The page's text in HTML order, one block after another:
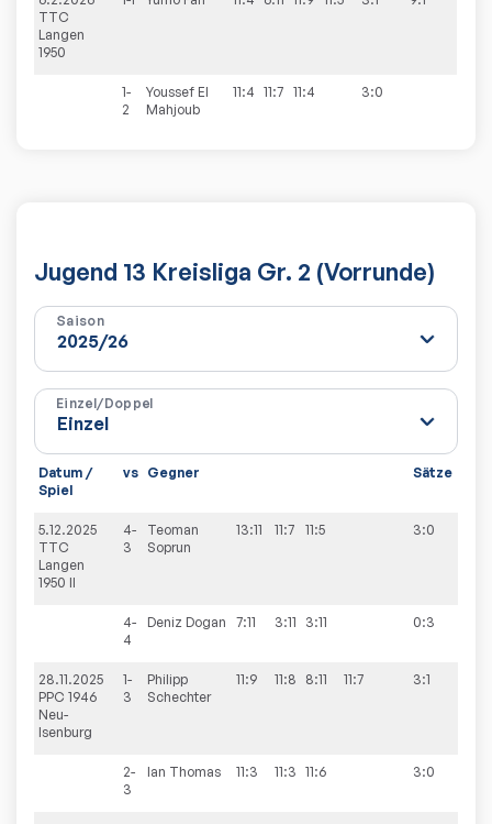
TTC
Langen
1950
1-
2
Youssef El
Mahjoub
11:4 11:7 11:4 3:0
Jugend 13 Kreisliga Gr. 2 (Vorrunde)
Saison
Einzel/Doppel
Datum /
Spiel
vs Gegner Sätze
5.12.2025
TTC
Langen
1950 II
4-
3
Teoman
Soprun
13:11 11:7 11:5 3:0
4-
4
Deniz Dogan 7:11 3:11 3:11 0:3
28.11.2025
PPC 1946
Neu-
Isenburg
1-
3
Philipp
Schechter
11:9 11:8 8:11 11:7 3:1
2-
3
Ian Thomas 11:3 11:3 11:6 3:0